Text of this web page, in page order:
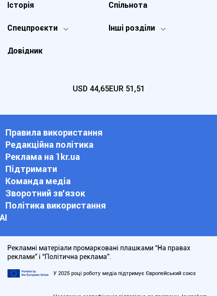
Спецпроєкти Інші розділи
Історія
Довідник
Спільнота
USD 44,65EUR 51,51
Правила використання
Редакційна політика
Реклама на 1kr.ua
Підтримати
Команда медіа
Зворотний зв'язок
Політика використання
АІ
Рекламні матеріали промарковані плашками “На правах
реклами” і “Політична реклама”.
У 2025 році роботу медіа підтримує Європейський союз